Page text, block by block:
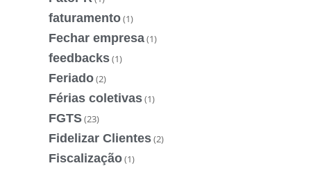
faturamento(1)
Fechar empresa(1)
feedbacks(1)
Feriado(2)
Férias coletivas(1)
FGTS(23)
Fidelizar Clientes(2)
Fiscalização(1)